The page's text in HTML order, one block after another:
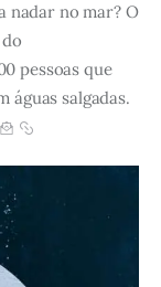
nadar no mar? O
pessoas que
águas salgadas.